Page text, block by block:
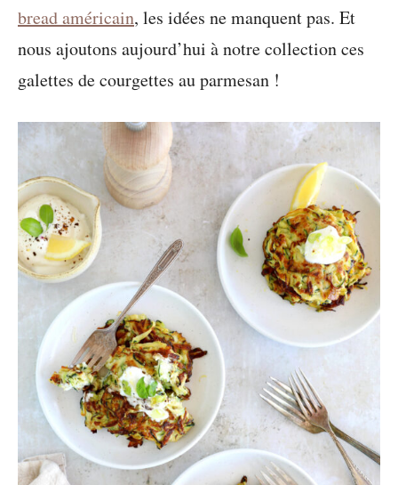
bread américain, les idées ne manquent pas. Et
nous ajoutons aujourd’hui à notre collection ces
galettes de courgettes au parmesan !